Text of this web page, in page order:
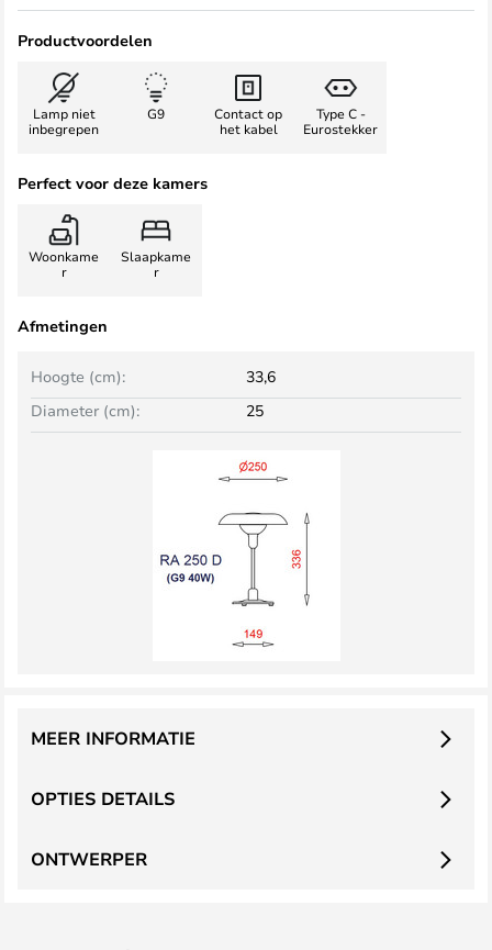
Productvoordelen
Lamp niet
inbegrepen
G9
Contact op
het kabel
Type C -
Eurostekker
Perfect voor deze kamers
Woonkame
r
Slaapkame
r
Afmetingen
Hoogte (cm):
33,6
Diameter (cm):
25
OPTIES DETAILS
MEER INFORMATIE
ONTWERPER